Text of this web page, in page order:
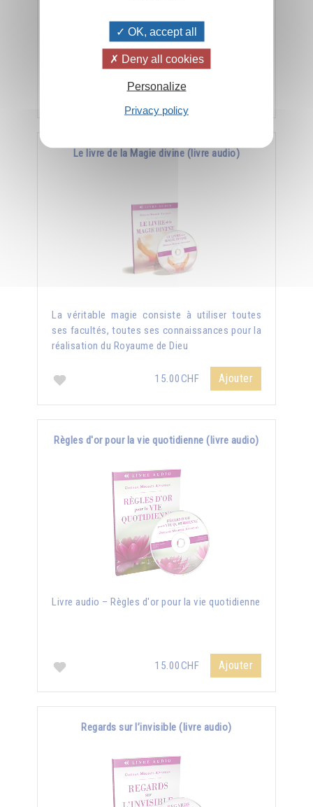
La meilleure arme contre la maladie, c’est
15.00CHF
Le livre de la Magie divine (livre audio)
La véritable magie consiste à utiliser toutes
ses facultés, toutes ses connaissances pour la
réalisation du Royaume de Dieu
15.00CHF Ajouter
Règles d'or pour la vie quotidienne (livre audio)
Livre audio – Règles d'or pour la vie quotidienne
15.00CHF Ajouter
Regards sur l’invisible (livre audio)
OK, accept all
Deny all cookies
Personalize
Privacy policy